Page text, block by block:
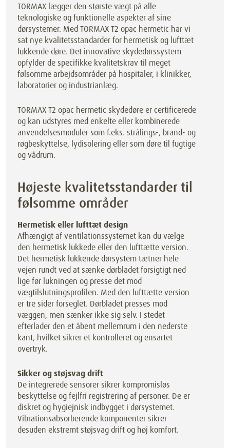
TORMAX lægger den største vægt på alle
teknologiske og funktionelle aspekter af sine
dørsystemer. Med TORMAX T2 opac hermetic har vi
sat nye kvalitetsstandarder for hermetisk og lufttæt
lukkende døre. Det innovative skydedørssystem
opfylder de specifikke kvalitetskrav til meget
følsomme arbejdsområder på hospitaler, i klinikker,
laboratorier og industrianlæg.
TORMAX T2 opac hermetic skydedøre er certificerede
og kan udstyres med enkelte eller kombinerede
anvendelsesmoduler som f.eks. strålings-, brand- og
røgbeskyttelse, lydisolering eller som døre til fugtige
og vådrum.
Højeste kvalitetsstandarder til
følsomme områder
Hermetisk eller lufttæt design
Afhængigt af ventilationssystemet kan du vælge
den hermetisk lukkede eller den lufttætte version.
Det hermetisk lukkende dørsystem tætner hele
vejen rundt ved at sænke dørbladet forsigtigt ned
lige før lukningen og presse det mod
vægtilslutningsprofilen. Med den lufttætte version
er tre sider forseglet. Dørbladet presses mod
væggen, men sænker ikke sig selv. I stedet
efterlader den et åbent mellemrum i den nederste
kant, hvilket sikrer et kontrolleret og ensartet
overtryk.
Sikker og støjsvag drift
De integrerede sensorer sikrer kompromisløs
beskyttelse og fejlfri registrering af personer. De er
diskret og hygiejnisk indbygget i dørsystemet.
Vibrationsabsorberende komponenter sikrer
desuden ekstremt støjsvag drift og høj komfort.